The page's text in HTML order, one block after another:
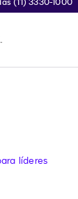
líderes